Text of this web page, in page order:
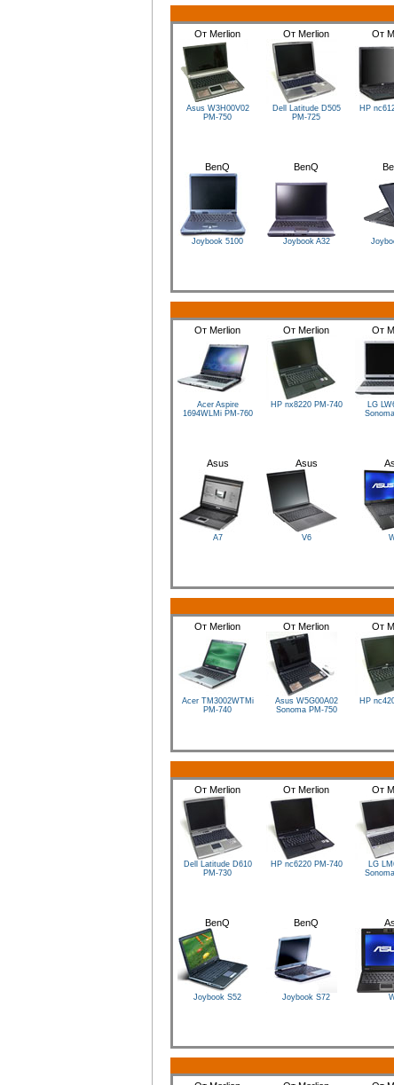
От Merlion
Asus W3H00V02
PM-750
От Merlion
Dell Latitude D505
PM-725
От
HP
BenQ
Joybook 5100
BenQ
Joybook A32
От Merlion
Acer Aspire
1694WLMi PM-760
От Merlion
HP nx8220 PM-740
От
LG
Sonoma
Asus
A7
Asus
V6
От Merlion
Acer TM3002WTMi
PM-740
От Merlion
Asus W5G00A02
Sonoma PM-750
От
HP
От Merlion
Dell Latitude D610
PM-730
От Merlion
HP nc6220 PM-740
От
LG
Sonoma
BenQ
Joybook S52
BenQ
Joybook S72